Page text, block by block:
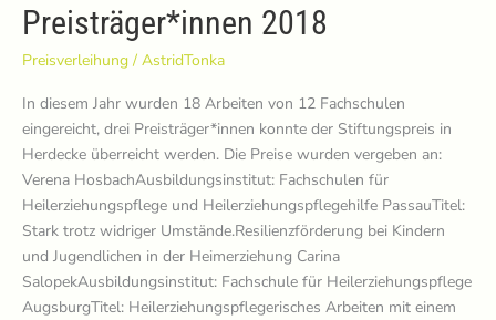
Preisträger*innen 2018
Preisverleihung / AstridTonka
In diesem Jahr wurden 18 Arbeiten von 12 Fachschulen
eingereicht, drei Preisträger*innen konnte der Stiftungspreis in
Herdecke überreicht werden. Die Preise wurden vergeben an:
Verena HosbachAusbildungsinstitut: Fachschulen für
Heilerziehungspflege und Heilerziehungspflegehilfe PassauTitel:
Stark trotz widriger Umstände.Resilienzförderung bei Kindern
und Jugendlichen in der Heimerziehung Carina
SalopekAusbildungsinstitut: Fachschule für Heilerziehungspflege
AugsburgTitel: Heilerziehungspflegerisches Arbeiten mit einem